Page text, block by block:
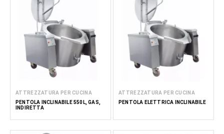
ATTREZZATURA PER CUCINA
PENTOLA INCLINABILE 550L, GAS,
INDIRETTA
ATTREZZATURA PER CUCINA
PENTOLA ELETTRICA INCLINABILE